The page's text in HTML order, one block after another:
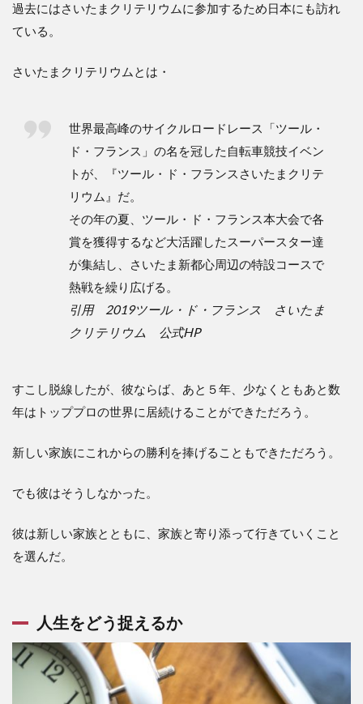
過去にはさいたまクリテリウムに参加するため日本にも訪れ
ている。
さいたまクリテリウムとは・
世界最高峰のサイクルロードレース「ツール・
ド・フランス」の名を冠した自転車競技イベン
トが、『ツール・ド・フランスさいたまクリテ
リウム』だ。
その年の夏、ツール・ド・フランス本大会で各
賞を獲得するなど大活躍したスーパースター達
が集結し、さいたま新都心周辺の特設コースで
熱戦を繰り広げる。
引用 2019ツール・ド・フランス さいたま
クリテリウム 公式HP
すこし脱線したが、彼ならば、あと５年、少なくともあと数
年はトッププロの世界に居続けることができただろう。
新しい家族にこれからの勝利を捧げることもできただろう。
でも彼はそうしなかった。
彼は新しい家族とともに、家族と寄り添って行きていくこと
を選んだ。
人生をどう捉えるか